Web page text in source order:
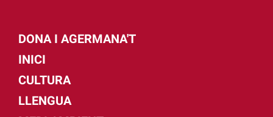
DONA I AGERMANA'T
INICI
CULTURA
LLENGUA